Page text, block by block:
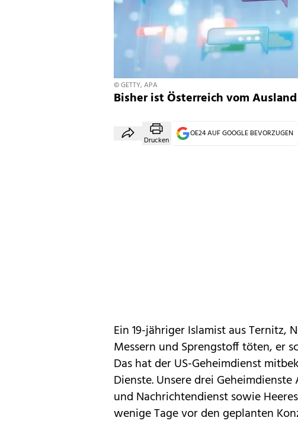
© GETTY, APA
Bisher ist Österreich vom
Drucken
OE24 AUF GOOGLE BEVORZUGEN
Ein 19-jähriger Islamist aus Ternitz,
Messern und Sprengstoff töten, er
Das hat der US-Geheimdienst
Dienste. Unsere drei
und Nachrichtendienst sowie
wenige Tage vor den geplanten